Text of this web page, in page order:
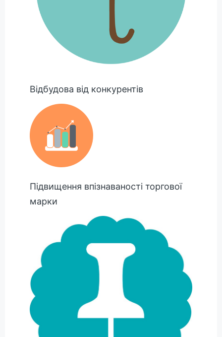
Відбудова від конкурентів
Підвищення впізнаваності торгової
марки